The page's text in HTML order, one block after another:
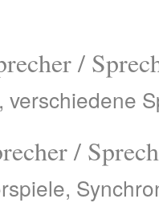
/
/